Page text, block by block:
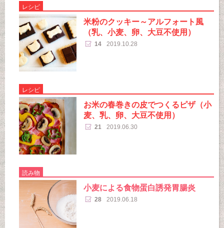
レシピ
米粉のクッキー～アルフォート風
（乳、小麦、卵、大豆不使用）
14 2019.10.28
レシピ
お米の春巻きの皮でつくるピザ（小
麦、乳、卵、大豆不使用）
21 2019.06.30
読み物
小麦による食物蛋白誘発胃腸炎
28 2019.06.18